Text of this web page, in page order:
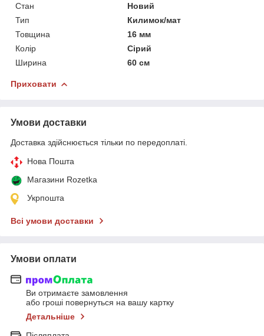
Стан
Новий
Тип
Килимок/мат
Товщина
16 мм
Колір
Сірий
Ширина
60 см
Приховати
Умови доставки
Доставка здійснюється тільки по передоплаті.
Нова Пошта
Магазини Rozetka
Укрпошта
Всі умови доставки
Умови оплати
Ви отримаєте замовлення
або гроші повернуться на вашу картку
Детальніше